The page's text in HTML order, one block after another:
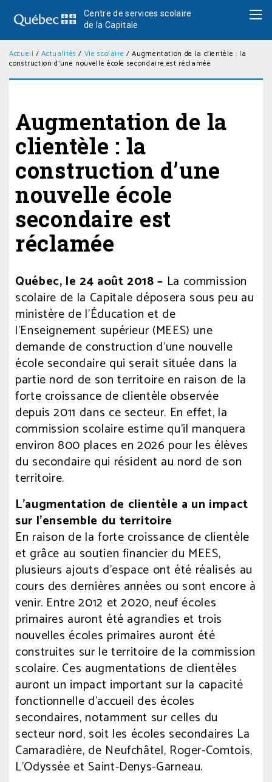
Centre de services scolaire
de la Capitale
Accueil /Actualités / Vie scolaire /Augmentation de la clientèle : la
construction d’une nouvelle école secondaire est réclamée
Augmentation de la
clientèle : la
construction d’une
nouvelle école
secondaire est
réclamée
Posté
le
24
août
2018
à
13
h
48
min.
Écrit
par
comsg
Québec, le 24 août 2018 – La commission
scolaire de la Capitale déposera sous peu au
ministère de l’Éducation et de
l’Enseignement supérieur (MEES) une
demande de construction d’une nouvelle
école secondaire qui serait située dans la
partie nord de son territoire en raison de la
forte croissance de clientèle observée
depuis 2011 dans ce secteur. En effet, la
commission scolaire estime qu’il manquera
environ 800 places en 2026 pour les élèves
du secondaire qui résident au nord de son
territoire.
L’augmentation de clientèle a un impact
sur l’ensemble du territoire
En raison de la forte croissance de clientèle
et grâce au soutien financier du MEES,
plusieurs ajouts d’espace ont été réalisés au
cours des dernières années ou sont encore à
venir. Entre 2012 et 2020, neuf écoles
primaires auront été agrandies et trois
nouvelles écoles primaires auront été
construites sur le territoire de la commission
scolaire. Ces augmentations de clientèles
auront un impact important sur la capacité
fonctionnelle d’accueil des écoles
secondaires, notamment sur celles du
secteur nord, soit les écoles secondaires La
Camaradière, de Neufchâtel, Roger-Comtois,
L’Odyssée et Saint-Denys-Garneau.